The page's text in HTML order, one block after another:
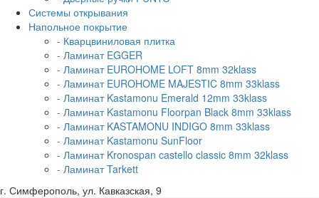
Системы открывания
Напольное покрытие
- Кварцвиниловая плитка
- Ламинат EGGER
- Ламинат EUROHOME LOFT 8mm 32klass
- Ламинат EUROHOME MAJESTIC 8mm 33klass
- Ламинат Kastamonu Emerald 12mm 33klass
- Ламинат Kastamonu Floorpan Black 8mm 33klass
- Ламинат KASTAMONU INDIGO 8mm 33klass
- Ламинат Kastamonu SunFloor
- Ламинат Kronospan castello classic 8mm 32klass
- Ламинат Tarkett
г. Симферополь, ул. Кавказская, 9